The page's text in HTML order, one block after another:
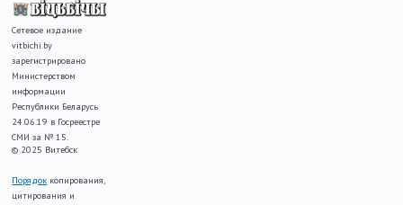
Сетевое издание
vitbichi.by
зарегистрировано
Министерством
информации
Республики Беларусь
24.06.19 в Госреестре
СМИ за № 15.
© 2025 Витебск
Порядок копирования,
цитирования и